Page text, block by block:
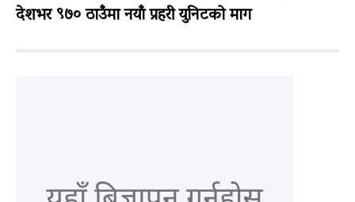
देशभर ९७० ठाउँमा नयाँ प्रहरी युनिटको माग